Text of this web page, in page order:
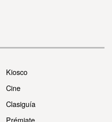
Kiosco
Cine
Clasiguía
Prémiate